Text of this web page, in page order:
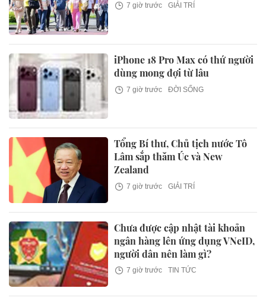
7 giờ trước GIẢI TRÍ
iPhone 18 Pro Max có thứ người
dùng mong đợi từ lâu
7 giờ trước ĐỜI SỐNG
Tổng Bí thư, Chủ tịch nước Tô
Lâm sắp thăm Úc và New
Zealand
7 giờ trước GIẢI TRÍ
Chưa được cập nhật tài khoản
ngân hàng lên ứng dụng VNeID,
người dân nên làm gì?
7 giờ trước TIN TỨC